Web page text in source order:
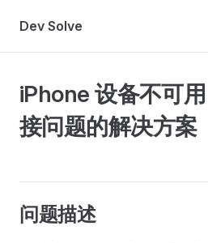
Skip to content
Dev Solve
iPhone 设备不可
接问题的解决方案
问题描述